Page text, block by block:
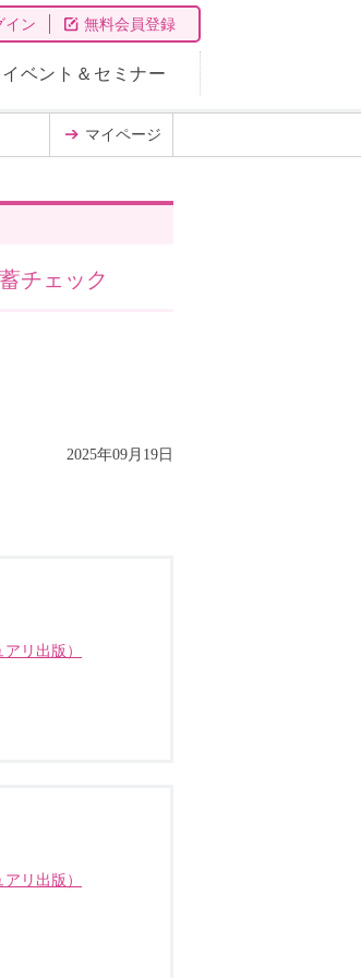
イン 無料会員登録
イベント＆セミナー
マイページ
チェック
2025年09月19日
リ出版）
リ出版）